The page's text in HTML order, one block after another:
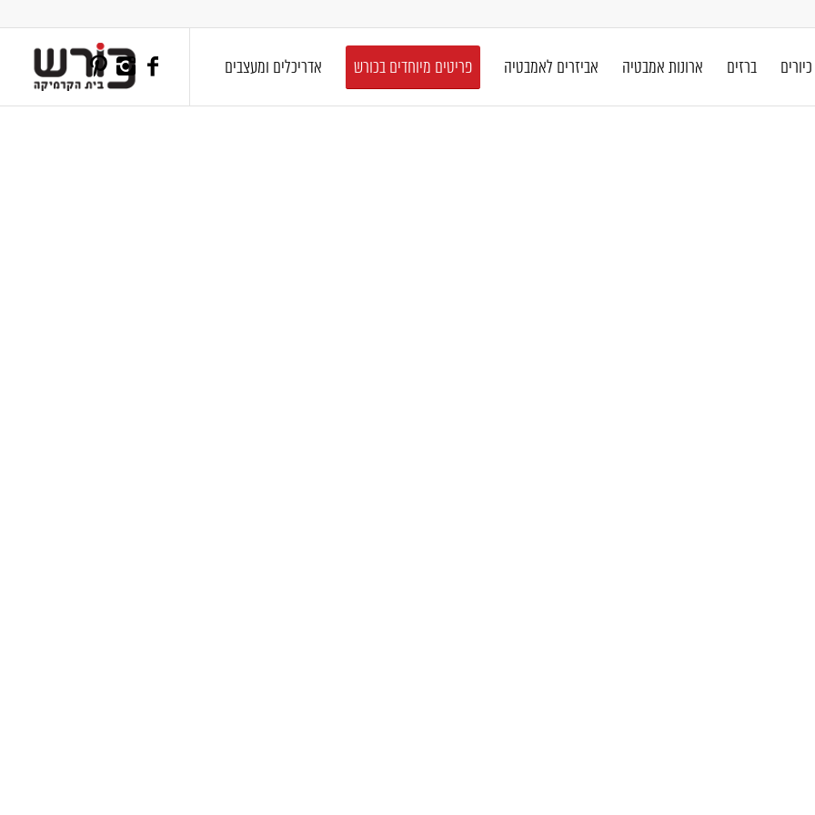
כיורים ברזים ארונות אמבטיה אביזרים לאמבטיה פריטים מיוחדים בכורש אדריכלים ומעצבים